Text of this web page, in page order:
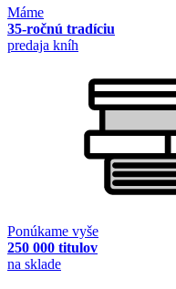
Máme
35-ročnú tradíciu
predaja kníh
Ponúkame vyše
250 000 titulov
na sklade